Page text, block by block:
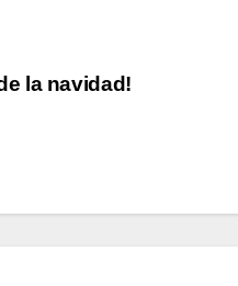
la navidad!